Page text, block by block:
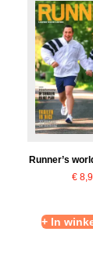
Runner’s
€
+ In